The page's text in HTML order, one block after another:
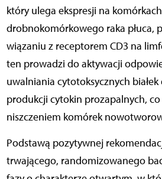
który ulega ekspresji na komórkach
drobnokomórkowego raka płuca,
wiązaniu z receptorem CD3 na
ten prowadzi do aktywacji
uwalniania cytotoksycznych
produkcji cytokin prozapalnych,
niszczeniem komórek
Podstawą pozytywnej
trwającego, randomizowanego